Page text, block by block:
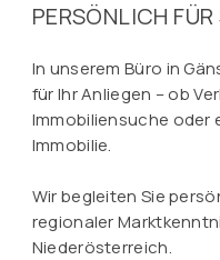
PERSÖNLICH FÜR
In unserem Büro in
für Ihr Anliegen – ob
Immobiliensuche oder
Immobilie.
Wir begleiten Sie
regionaler
Niederösterreich.